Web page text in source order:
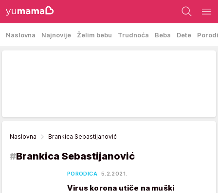
Naslovna Najnovije Želim bebu Trudnoća Beba Dete
Naslovna Brankica Sebastijanović
#Brankica Sebastijanović
PORODICA 5.2.2021.
Virus korona utiče na muški